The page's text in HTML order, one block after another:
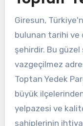
Giresun,
bulunan tarihi ve
şehirdir. Bu
vazgeçilmez
Toptan Yedek
büyük
yelpazesi ve
sahiplerinin